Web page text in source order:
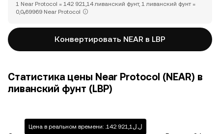
1 Near Protocol = 142 921,14 ливанский фунт, 1 ливанский фунт =
0,0₅69969 Near Protocol
Конвертировать NEAR в LBP
Статистика цены Near Protocol (NEAR) в
ливанский фунт (LBP)
Цена в реальном времени: .ل.ل142 921,1